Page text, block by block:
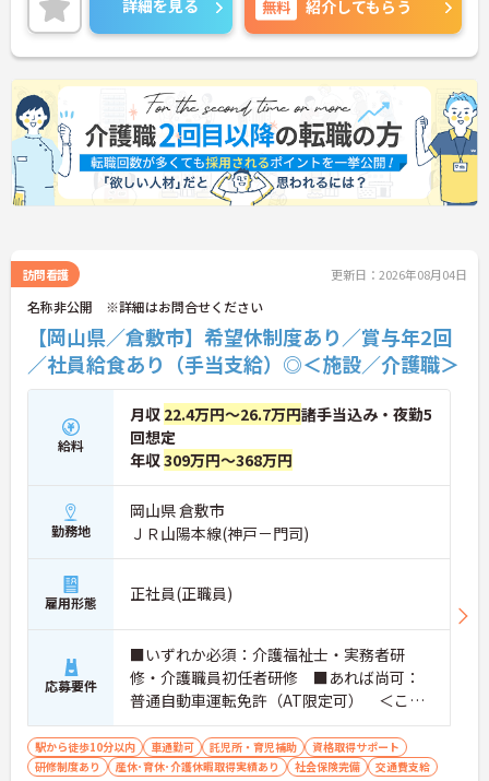
（最大10万円支給）など、福利厚生も魅力。社内研
修や資格取得支援制度（対象資格の取得費用を最大
10万円まで補助）も整っており、スキルアップを目
指せます。ご興味のある方には、面接対策ポイント
など、さらに詳細をお話ししますのでお気軽にご相
談ください！
詳細を見る 無料 紹介してもらう
訪問看護 更新日：2026年08月04日
名称非公開 ※詳細はお問合せください
【岡山県／倉敷市】希望休制度あり／賞与年2回
／社員給食あり（手当支給）◎＜施設／介護職＞
給料
月収 22.4万円～26.7万円諸手当込み・夜勤5
回想定
年収309万円～368万円
勤務地
岡山県 倉敷市
ＪＲ山陽本線(神戸－門司)
雇用形態 正社員(正職員)
応募要件
■いずれか必須：介護福祉士・実務者研
修・介護職員初任者研修 ■あれば尚可：
普通自動車運転免許（AT限定可） ＜こん
な方におすすめ＞ワークライフバランスを
大切にしたいとお考えの方、入居者様それ
ぞれに合わせた、温かいケアを提供したい
駅から徒歩10分以内 車通勤可 託児所・育児補助
資格取得サポート
研修制度あり
産休･育休･介護休暇取得実績あり 社会保険完備 交通費支給